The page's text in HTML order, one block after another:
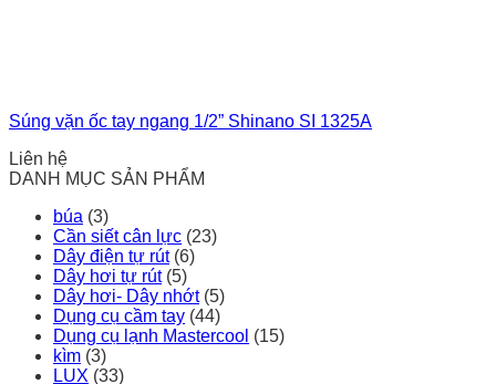
Súng vặn ốc tay ngang 1/2” Shinano SI 1325A
Liên hệ
DANH MỤC SẢN PHẨM
búa (3)
Cần siết cân lực (23)
Dây điện tự rút (6)
Dây hơi tự rút (5)
Dây hơi- Dây nhớt (5)
Dụng cụ cầm tay (44)
Dụng cụ lạnh Mastercool (15)
kìm (3)
LUX (33)